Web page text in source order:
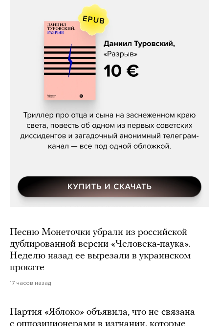
Даниил Туровский, «Разрыв»
Песню Монеточки убрали из российской
дублированной версии «Человека-паука».
Неделю назад ее вырезали в украинском
прокате
17 часов назад
Партия «Яблоко» объявила, что не связана